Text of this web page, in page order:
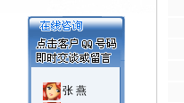
张 燕